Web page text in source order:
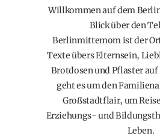
Willkommen auf dem
Blick über den
Berlinmittemom ist der
Texte übers Elternsein,
Brotdosen und Pflaster
geht es um den
Großstadtflair, um
Erziehungs- und
Leben.